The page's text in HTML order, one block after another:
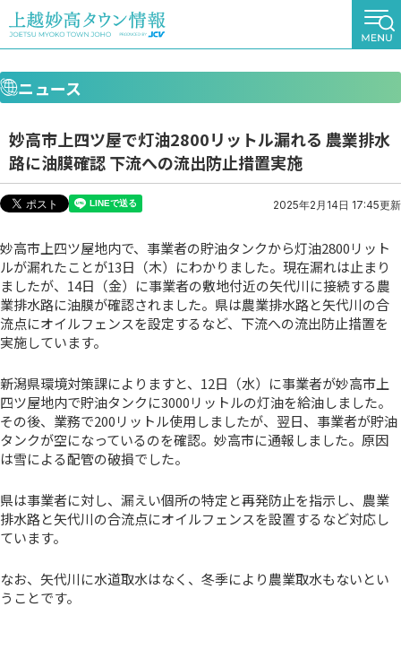
ニュース
妙高市上四ツ屋で灯油2800リットル漏れる 農業排水
路に油膜確認 下流への流出防止措置実施
2025年2月14日 17:45更新
妙高市上四ツ屋地内で、事業者の貯油タンクから灯油2800リット
ルが漏れたことが13日（木）にわかりました。現在漏れは止まり
ましたが、14日（金）に事業者の敷地付近の矢代川に接続する農
業排水路に油膜が確認されました。県は農業排水路と矢代川の合
流点にオイルフェンスを設定するなど、下流への流出防止措置を
実施しています。
新潟県環境対策課によりますと、12日（水）に事業者が妙高市上
四ツ屋地内で貯油タンクに3000リットルの灯油を給油しました。
その後、業務で200リットル使用しましたが、翌日、事業者が貯油
タンクが空になっているのを確認。妙高市に通報しました。原因
は雪による配管の破損でした。
県は事業者に対し、漏えい個所の特定と再発防止を指示し、農業
排水路と矢代川の合流点にオイルフェンスを設置するなど対応し
ています。
なお、矢代川に水道取水はなく、冬季により農業取水もないとい
うことです。